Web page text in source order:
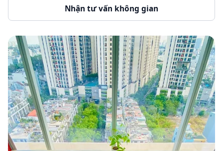
Nhận tư vấn không gian